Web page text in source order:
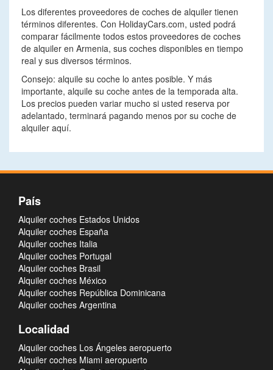
Los diferentes proveedores de coches de alquiler tienen
términos diferentes. Con HolidayCars.com, usted podrá
comparar fácilmente todos estos proveedores de coches
de alquiler en Armenia, sus coches disponibles en tiempo
real y sus diversos términos.
Consejo: alquile su coche lo antes posible. Y más
importante, alquile su coche antes de la temporada alta.
Los precios pueden variar mucho si usted reserva por
adelantado, terminará pagando menos por su coche de
alquiler aquí.
País
Alquiler coches Estados Unidos
Alquiler coches España
Alquiler coches Italia
Alquiler coches Portugal
Alquiler coches Brasil
Alquiler coches México
Alquiler coches República Dominicana
Alquiler coches Argentina
Localidad
Alquiler coches Los Ángeles aeropuerto
Alquiler coches Miami aeropuerto